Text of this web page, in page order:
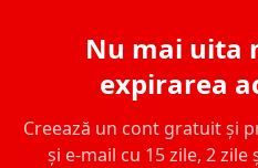
Nu mai uita
expirarea
Creează un cont gratuit și
și e-mail cu 15 zile, 2